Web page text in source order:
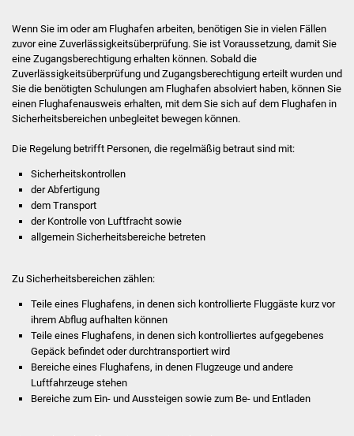
Stellenangebote
Kontakt
Veröffentlichungen
Wahlen
Jubiläumsjahr 2021
Partnerstädte
Wenn Sie im oder am Flughafen arbeiten, benötigen Sie in vielen Fällen
zuvor eine Zuverlässigkeitsüberprüfung. Sie ist Voraussetzung, damit Sie
eine Zugangsberechtigung erhalten können. Sobald die
Zuverlässigkeitsüberprüfung und Zugangsberechtigung erteilt wurden und
Sie die benötigten Schulungen am Flughafen absolviert haben, können Sie
einen Flughafenausweis erhalten, mit dem Sie sich auf dem Flughafen in
Sicherheitsbereichen unbegleitet bewegen können.
Die Regelung betrifft Personen, die regelmäßig betraut sind mit:
Sicherheitskontrollen
der Abfertigung
dem Transport
der Kontrolle von Luftfracht sowie
allgemein Sicherheitsbereiche betreten
Zu Sicherheitsbereichen zählen:
Teile eines Flughafens, in denen sich kontrollierte Fluggäste kurz vor
ihrem Abflug aufhalten können
Teile eines Flughafens, in denen sich kontrolliertes aufgegebenes
Gepäck befindet oder durchtransportiert wird
Bereiche eines Flughafens, in denen Flugzeuge und andere
Luftfahrzeuge stehen
Bereiche zum Ein- und Aussteigen sowie zum Be- und Entladen